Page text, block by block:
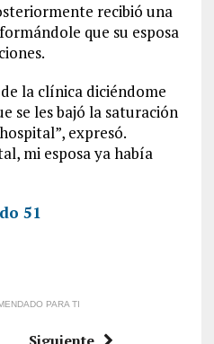
recibió una
que su esposa
la clínica diciéndome
se les bajó la saturación
expresó.
mi esposa ya había
51
PARA TI